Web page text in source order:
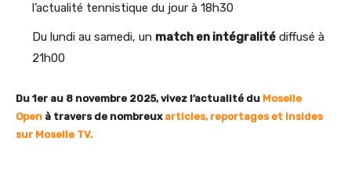
l’actualité tennistique du jour à 18h30
Du lundi au samedi, un match en intégralité diffusé à
21h00
Du 1er au 8 novembre 2025, vivez l’actualité du Moselle
Open à travers de nombreux articles, reportages et insides
sur Moselle TV.